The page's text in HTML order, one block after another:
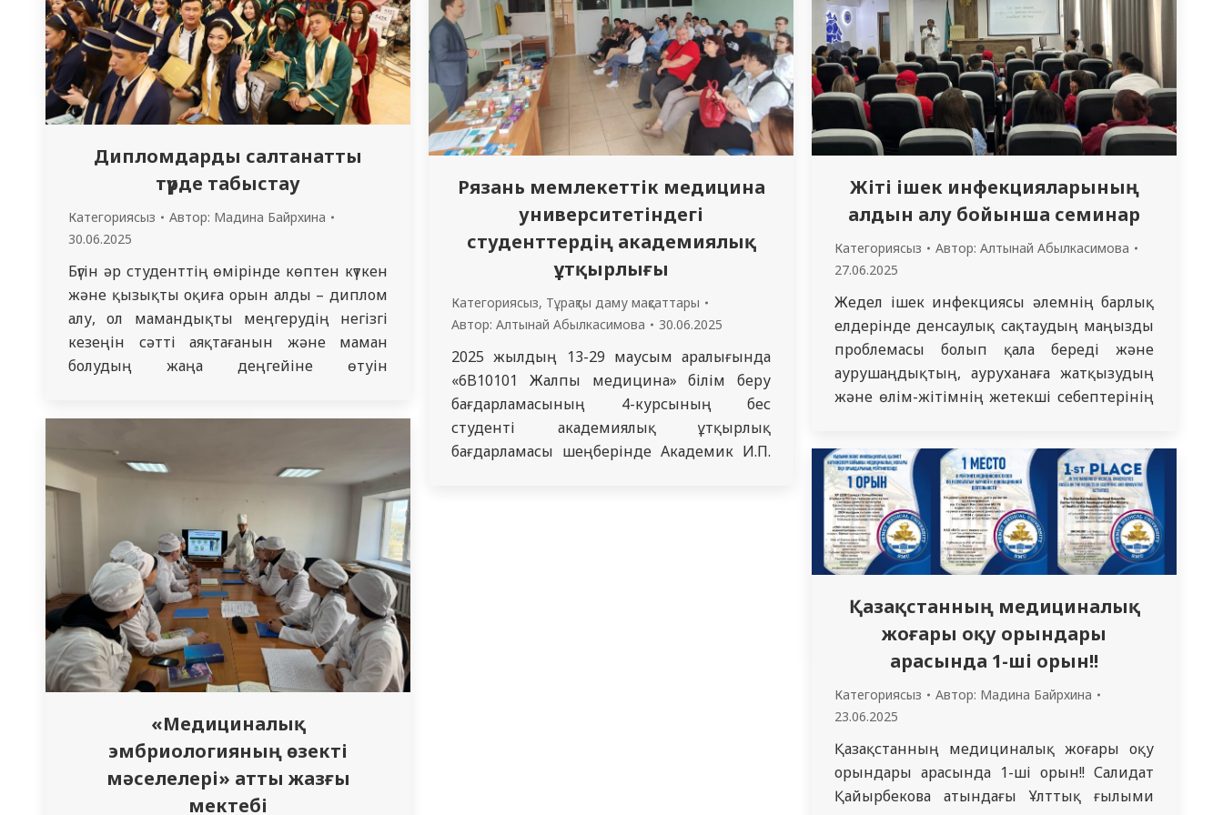
Дипломдарды салтанатты
түрде табыстау
Категориясыз Автор: Мадина Байрхина
30.06.2025
Бүгін әр студенттің өмірінде көптен күткен
және қызықты оқиға орын алды – диплом
алу, ол мамандықты меңгерудің негізгі
кезеңін сәтті аяқтағанын және маман
болудың жаңа деңгейіне өтуін
стоматология, фармация және мейірбике
ісі мектебінің және шетелдік білім
алушылар мектебінің 765 түлегіне берілді.
Сонымен қатар, салтанатты…
Рязань мемлекеттік медицина
университетіндегі
студенттердің академиялық
ұтқырлығы
Категориясыз, Тұрақты даму мақсаттары
Автор: Алтынай Абылкасимова 30.06.2025
2025 жылдың 13-29 маусым аралығында
«6B10101 Жалпы медицина» білім беру
бағдарламасының 4-курсының бес
студенті академиялық ұтқырлық
бағдарламасы шеңберінде Академик И.П.
Жіті ішек инфекцияларының
алдын алу бойынша семинар
Категориясыз Автор: Алтынай Абылкасимова
27.06.2025
Жедел ішек инфекциясы әлемнің барлық
елдерінде денсаулық сақтаудың маңызды
проблемасы болып қала береді және
аурушаңдықтың, ауруханаға жатқызудың
және өлім-жітімнің жетекші себептерінің
шақта. ДДҰ мәліметтері бойынша, әлемде
жыл сайын жедел диареяның шамамен 1,7
миллиард жағдайы тіркеледі және одан
бес жасқа дейінгі 525 мың бала қайтыс
болады. 27.06.2025 Ж. “Абай облысының
Жедел…
«Медициналық
эмбриологияның өзекті
мәселелері» атты жазғы
мектебі
Қазақстанның медициналық
жоғары оқу орындары
арасында 1-ші орын!!
Категориясыз Автор: Мадина Байрхина
23.06.2025
Қазақстанның медициналық жоғары оқу
орындары арасында 1-ші орын!! Салидат
Қайырбекова атындағы Ұлттық ғылыми